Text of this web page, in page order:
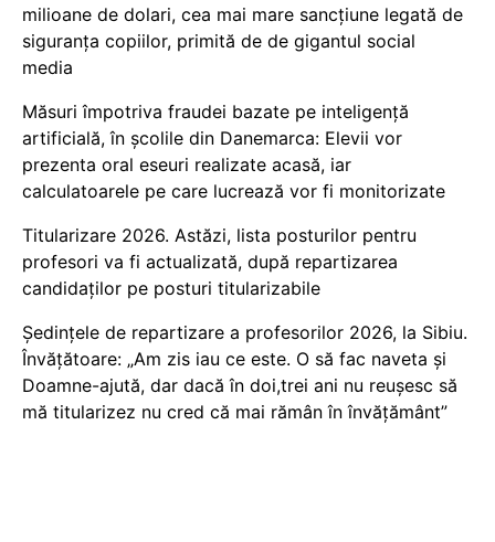
milioane de dolari, cea mai mare sancțiune legată de
siguranța copiilor, primită de de gigantul social
media
Măsuri împotriva fraudei bazate pe inteligență
artificială, în școlile din Danemarca: Elevii vor
prezenta oral eseuri realizate acasă, iar
calculatoarele pe care lucrează vor fi monitorizate
Titularizare 2026. Astăzi, lista posturilor pentru
profesori va fi actualizată, după repartizarea
candidaților pe posturi titularizabile
Ședințele de repartizare a profesorilor 2026, la Sibiu.
Învățătoare: „Am zis iau ce este. O să fac naveta și
Doamne-ajută, dar dacă în doi,trei ani nu reușesc să
mă titularizez nu cred că mai rămân în învățământ”